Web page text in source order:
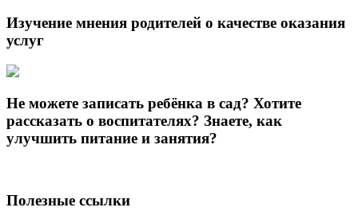
Изучение мнения родителей о качестве оказания
услуг
Не можете записать ребёнка в сад? Хотите
рассказать о воспитателях? Знаете, как
улучшить питание и занятия?
Полезные ссылки